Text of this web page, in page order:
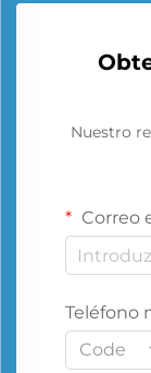
Nuestro
Correo
Teléfono
Code